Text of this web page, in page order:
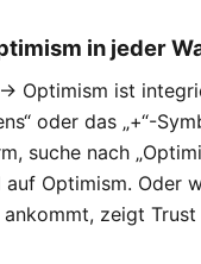
in jeder
→ Optimism ist
oder das „+“-
suche nach
auf Optimism. Oder
ankommt, zeigt